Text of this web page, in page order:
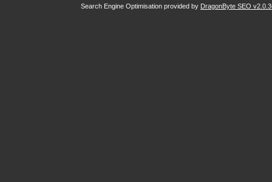
Search Engine Optimisation provided by DragonByte SEO